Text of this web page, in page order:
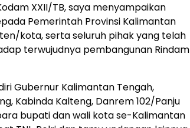
XXII/TB, saya menyampaikan
Pemerintah Provinsi Kalimantan
kota, serta seluruh pihak yang telah
terwujudnya pembangunan Rindam
Gubernur Kalimantan Tengah,
Kabinda Kalteng, Danrem 102/Panju
bupati dan wali kota se-Kalimantan